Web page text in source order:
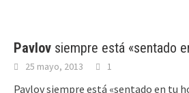
Pavlov siempre está «sentado
25 mayo, 2013 1
Pavlov siempre está «sentado en tu